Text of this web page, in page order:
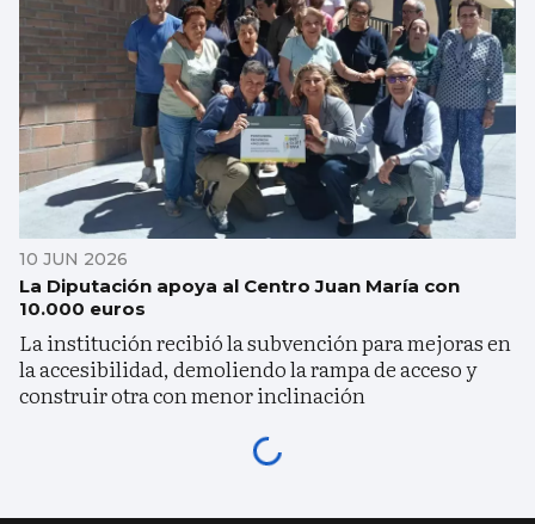
10 JUN 2026
La Diputación apoya al Centro Juan María con
10.000 euros
La institución recibió la subvención para mejoras en
la accesibilidad, demoliendo la rampa de acceso y
construir otra con menor inclinación